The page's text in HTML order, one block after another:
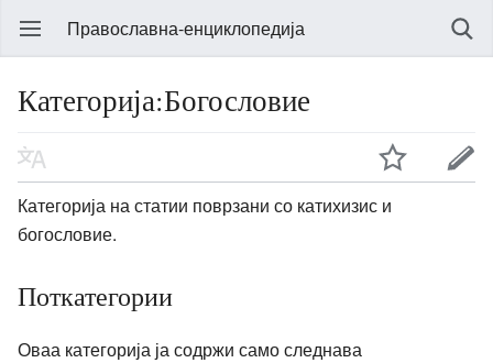
Православна-енциклопедија
Категорија:Богословие
Категорија на статии поврзани со катихизис и
богословие.
Поткатегории
Оваа категорија ја содржи само следнава